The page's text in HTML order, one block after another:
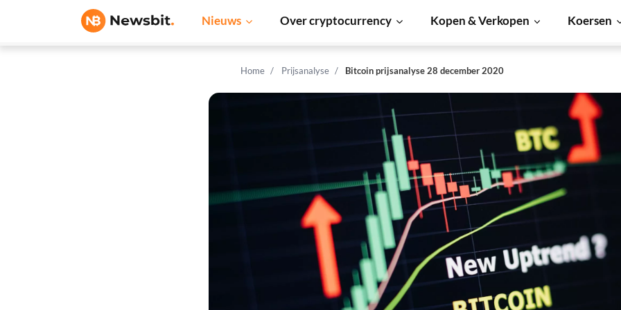
Nieuws Over cryptocurrency Kopen & Verkopen Koersen
Home Prijsanalyse Bitcoin prijsanalyse 28 december 2020